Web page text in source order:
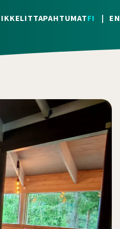
TAPAHTUMATFI EN